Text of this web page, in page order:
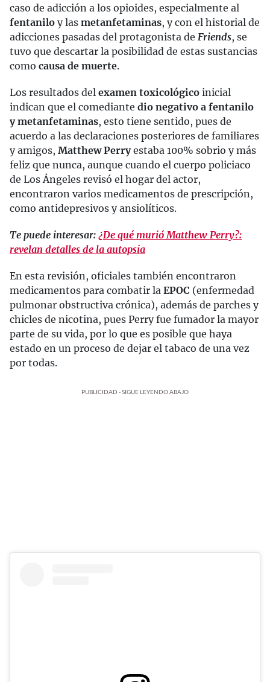
caso de adicción a los opioides, especialmente al
fentanilo y las metanfetaminas, y con el historial de
adicciones pasadas del protagonista de Friends, se
tuvo que descartar la posibilidad de estas sustancias
como causa de muerte.
Los resultados del examen toxicológico inicial
indican que el comediante dio negativo a fentanilo
y metanfetaminas, esto tiene sentido, pues de
acuerdo a las declaraciones posteriores de familiares
y amigos, Matthew Perryestaba 100% sobrio y más
feliz que nunca, aunque cuando el cuerpo policiaco
de Los Ángeles revisó el hogar del actor,
encontraron varios medicamentos de prescripción,
como antidepresivos y ansiolíticos.
Te puede interesar: ¿De qué murió Matthew Perry?:
revelan detalles de la autopsia
En esta revisión, oficiales también encontraron
medicamentos para combatir la EPOC (enfermedad
pulmonar obstructiva crónica), además de parches y
chicles de nicotina, pues Perry fue fumador la mayor
parte de su vida, por lo que es posible que haya
estado en un proceso de dejar el tabaco de una vez
por todas.
PUBLICIDAD - SIGUE LEYENDO ABAJO